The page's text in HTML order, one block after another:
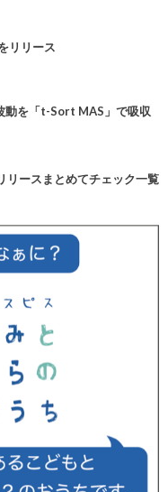
リリース
動を「t-Sort MAS」で吸収
リースまとめてチェック一覧